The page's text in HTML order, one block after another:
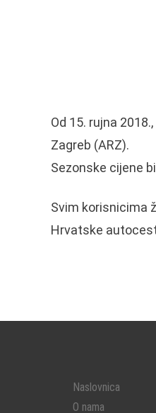
Od 15. rujna
Zagreb (ARZ).
Sezonske cijene
Svim korisnicima
Hrvatske
Naslovnica
O nama